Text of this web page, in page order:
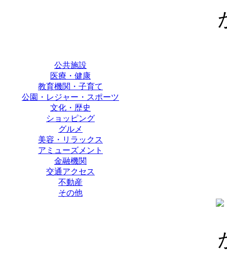
公共施設
医療・健康
教育機関・子育て
公園・レジャー・スポーツ
文化・歴史
ショッピング
グルメ
美容・リラックス
アミューズメント
金融機関
交通アクセス
不動産
その他